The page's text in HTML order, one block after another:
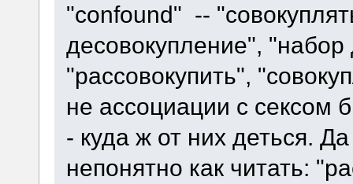
"confound" --
десовокупление", "набор
"рассовокупить",
не ассоциации с сексом
- куда ж от них деться.
непонятно как читать: